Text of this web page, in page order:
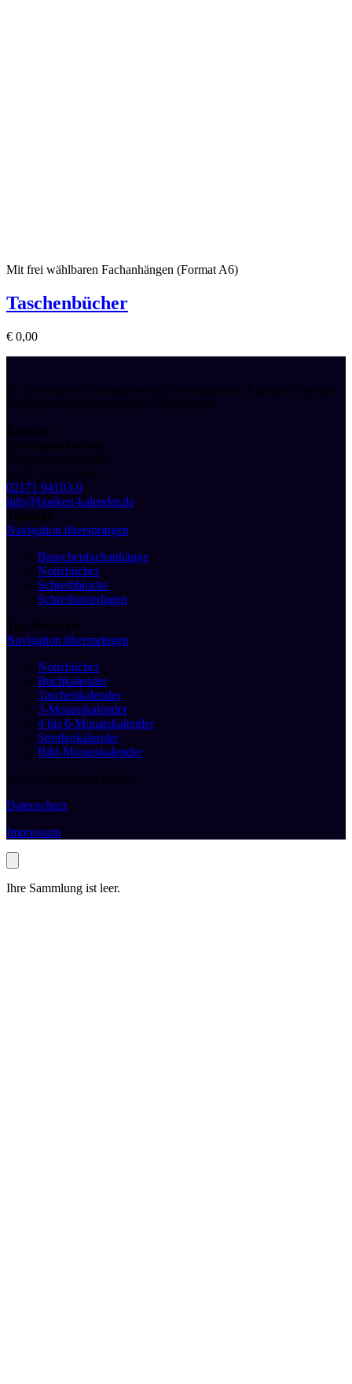
Mit frei wählbaren Fachanhängen (Format A6)
Taschenbücher
€ 0,00
Ihr individueller Kalenderverlag! Personalisierte Kalender sind das
perfekte Werbemittel für Ihr Unternehmen.
Kontakt
druckhaus boeken
Bürgerbuschweg 48
51381 Leverkusen
02171 94103-0
info@boeken-kalender.de
Toplinks
Navigation überspringen
Branchenfachanhänge
Notizbücher
Schreibblocks
Schreibunterlagen
Top Produkte
Navigation überspringen
Notizbücher
Buchkalender
Taschenkalender
3-Monatskalender
4 bis 6-Monatskalender
Streifenkalender
Bild-Monatskalender
© 2026 druckhaus boeken
Datenschutz
Impressum
Ihre Sammlung ist leer.